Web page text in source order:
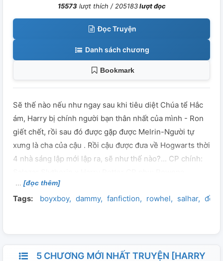
15573 lượt thích /205183lượt đọc
Đọc Truyện
Danh sách chương
Bookmark
Sẽ thế nào nếu như ngay sau khi tiêu diệt Chúa tể Hắc
ám, Harry bị chính người bạn thân nhất của mình - Ron
giết chết, rồi sau đó được gặp được Melrin-Người tự
xưng là cha của cậu . Rồi cậu được đưa về Hogwarts thời
4 nhà sáng lập mới lập ra, sẽ như thế nào?... CP chính:
Ravenclaw x Helga Hufflepuff Người -bí-ẩn x Godric
Gryffindor Và xin nhắc mọi người rằng tui rất thương con
[đọc thêm]
Tags: boyxboy dammy fanfiction rowhel salhar
5 CHƯƠNG MỚI NHẤT TRUYỆN [HARRY